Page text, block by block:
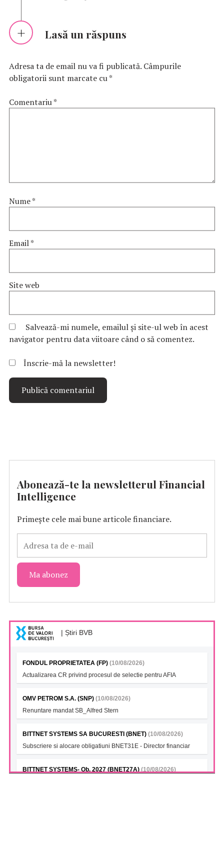
Lasă un răspuns
Adresa ta de email nu va fi publicată. Câmpurile
obligatorii sunt marcate cu*
Comentariu*
Nume*
Email*
Site web
Salvează-mi numele, emailul și site-ul web în acest
navigator pentru data viitoare când o să comentez.
Înscrie-mă la newsletter!
Abonează-te la newsletterul Financial
Intelligence
Primește cele mai bune articole financiare.
| Știri BVB
FONDUL PROPRIETATEA (FP) (10/08/2026)
Actualizarea CR privind procesul de selectie pentru AFIA
OMV PETROM S.A. (SNP) (10/08/2026)
Renuntare mandat SB_Alfred Stern
BITTNET SYSTEMS SA BUCURESTI (BNET) (10/08/2026)
Subscriere si alocare obligatiuni BNET31E - Director financiar
BITTNET SYSTEMS- Ob. 2027 (BNET27A) (10/08/2026)